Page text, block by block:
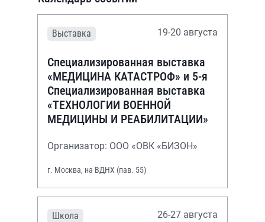
Выставка 19-20 августа
Специализированная выставка
«МЕДИЦИНА КАТАСТРОФ» и 5-я
Специализированная выставка
«ТЕХНОЛОГИИ ВОЕННОЙ
МЕДИЦИНЫ И РЕАБИЛИТАЦИИ»
Организатор: ООО «ОВК «БИЗОН»
г. Москва, на ВДНХ (пав. 55)
Школа 26-27 августа